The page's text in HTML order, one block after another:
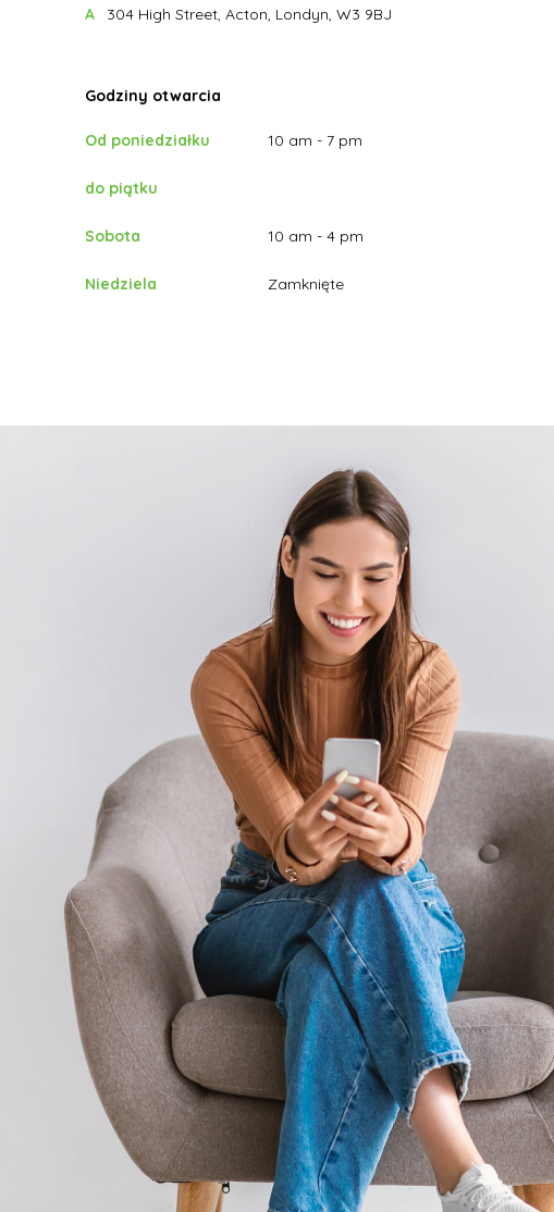
A 304 High Street, Acton, Londyn, W3 9BJ
Godziny otwarcia
Od poniedziałku
do piątku
10 am - 7 pm
Sobota 10 am - 4 pm
Niedziela Zamknięte